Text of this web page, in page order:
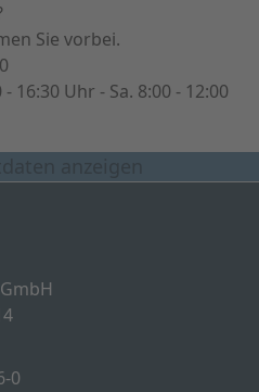
Sie vorbei.
16:30 Uhr - Sa. 8:00 - 12:00
0